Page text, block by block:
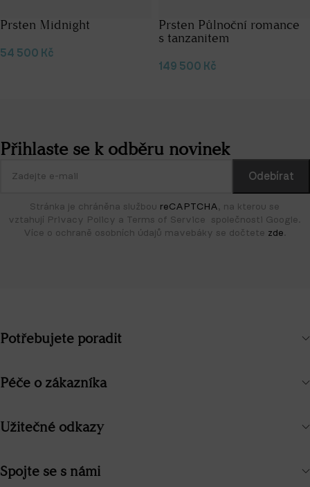
Prsten Midnight
54 500 Kč
Prsten Půlnoční romance
s tanzanitem
149 500 Kč
Přihlaste se k odběru novinek
Stránka je chráněna službou reCAPTCHA, na kterou se
vztahují Privacy Policy a Terms of Service společnosti Google.
Více o ochraně osobních údajů mavebáky se dočtete zde
Potřebujete poradit
Péče o zákazníka
Užitečné odkazy
Spojte se s námi